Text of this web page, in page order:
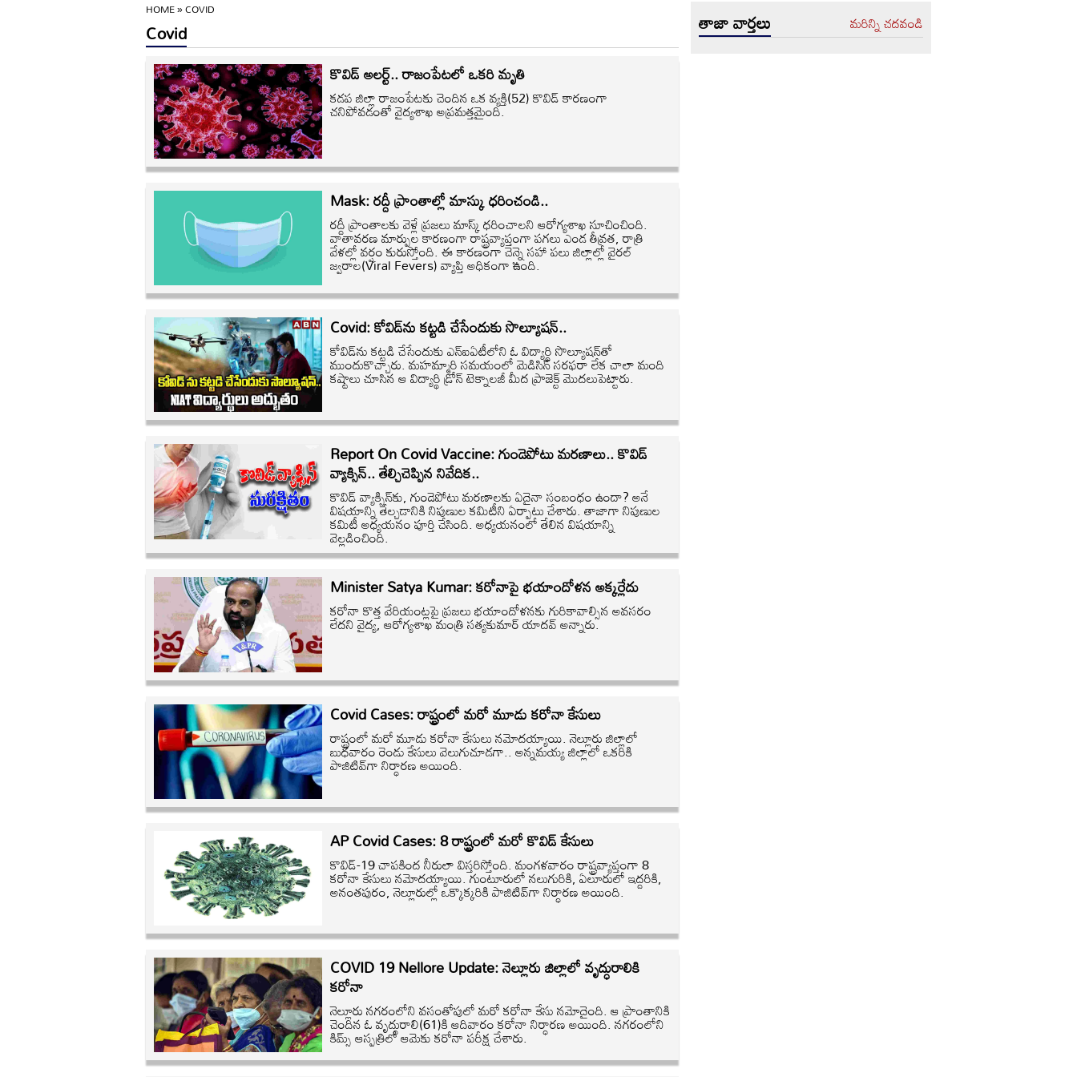
HOME»COVID
Covid
కొవిడ్‌ అలర్ట్‌.. రాజంపేటలో ఒకరి మృతి
కడప జిల్లా రాజంపేటకు చెందిన ఒక వ్యక్తి(52) కొవిడ్‌ కారణంగా
చనిపోవడంతో వైద్యశాఖ అప్రమత్తమైంది.
Mask: రద్దీ ప్రాంతాల్లో మాస్కు ధరించండి..
రద్దీ ప్రాంతాలకు వెళ్లే ప్రజలు మాస్క్‌ ధరించాలని ఆరోగ్యశాఖ సూచించింది.
వాతావరణ మార్పుల కారణంగా రాష్ట్రవ్యాప్తంగా పగలు ఎండ తీవ్రత, రాత్రి
వేళల్లో వర్షం కురుస్తోంది. ఈ కారణంగా చెన్నై సహా పలు జిల్లాల్లో వైరల్‌
జ్వరాల(Viral Fevers) వ్యాప్తి అధికంగా ఉంది.
Covid: కోవిడ్‌ను కట్టడి చేసేందుకు సొల్యూషన్..
కోవిడ్‌ను కట్టడి చేసేందుకు ఎన్ఐఏటీలోని ఓ విద్యార్థి సొల్యూషన్‌తో
ముందుకొచ్చారు. మహమ్మారి సమయంలో మెడిసిన్ సరఫరా లేక చాలా మంది
కష్టాలు చూసిన ఆ విద్యార్థి డ్రోన్ టెక్నాలజీ మీద ప్రాజెక్ట్ మొదలుపెట్టారు.
Report On Covid Vaccine: గుండెపోటు మరణాలు.. కొవిడ్
వ్యాక్సిన్‌.. తేల్చిచెప్పిన నివేదిక..
కొవిడ్ వ్యాక్సిన్‌కు, గుండెపోటు మరణాలకు ఏదైనా సంబంధం ఉందా? అనే
విషయాన్ని తేల్చడానికి నిపుణుల కమిటీని ఏర్పాటు చేశారు. తాజాగా నిపుణుల
కమిటీ అధ్యయనం పూర్తి చేసింది. అధ్యయనంలో తేలిన విషయాన్ని
వెల్లడించింది.
Minister Satya Kumar: కరోనాపై భయాందోళన అక్కర్లేదు
కరోనా కొత్త వేరియంట్లపై ప్రజలు భయాందోళనకు గురికావాల్సిన అవసరం
లేదని వైద్య, ఆరోగ్యశాఖ మంత్రి సత్యకుమార్‌ యాదవ్‌ అన్నారు.
Covid Cases: రాష్ట్రంలో మరో మూడు కరోనా కేసులు
రాష్ట్రంలో మరో మూడు కరోనా కేసులు నమోదయ్యాయి. నెల్లూరు జిల్లాలో
బుధవారం రెండు కేసులు వెలుగుచూడగా.. అన్నమయ్య జిల్లాలో ఒకరికి
పాజిటివ్‌గా నిర్ధారణ అయింది.
AP Covid Cases: 8 రాష్ట్రంలో మరో కొవిడ్‌ కేసులు
కొవిడ్‌-19 చాపకింద నీరులా విస్తరిస్తోంది. మంగళవారం రాష్ట్రవ్యాప్తంగా 8
కరోనా కేసులు నమోదయ్యాయి. గుంటూరులో నలుగురికి, ఏలూరులో ఇద్దరికి,
అనంతపురం, నెల్లూరుల్లో ఒక్కొక్కరికి పాజిటివ్‌గా నిర్ధారణ అయింది.
COVID 19 Nellore Update: నెల్లూరు జిల్లాలో వృద్ధురాలికి
కరోనా
నెల్లూరు నగరంలోని వసంతోపులో మరో కరోనా కేసు నమోదైంది. ఆ ప్రాంతానికి
చెందిన ఓ వృద్ధురాలి(61)కి ఆదివారం కరోనా నిర్ధారణ అయింది. నగరంలోని
కిమ్స్‌ ఆస్పత్రిలో ఆమెకు కరోనా పరీక్ష చేశారు.
తాజా వార్తలు మరిన్ని చదవండి